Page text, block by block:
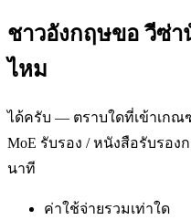
ชาวอังกฤษขอ วีซ่า
ไหม
ได้ครับ — ตราบใดที่เข้าเกณ
MoE รับรอง / หนังสือรับรอง
นาที
ค่าใช้จ่ายรวมเท่าใด